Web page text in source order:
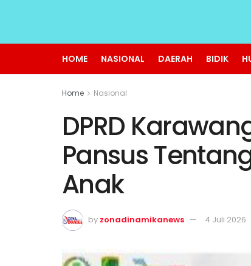
HOME NASIONAL DAERAH BIDIK
Home Nasional
DPRD
Pansus
Anak
by zonadinamikanews 4 Juli 2026